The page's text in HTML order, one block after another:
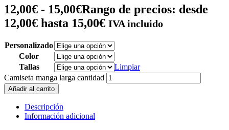
12,00€ - 15,00€Rango de precios: desde
12,00€ hasta 15,00€ IVA incluido
Personalizado
Color
Tallas
Limpiar
Camiseta manga larga cantidad
Añadir al carrito
Descripción
Información adicional